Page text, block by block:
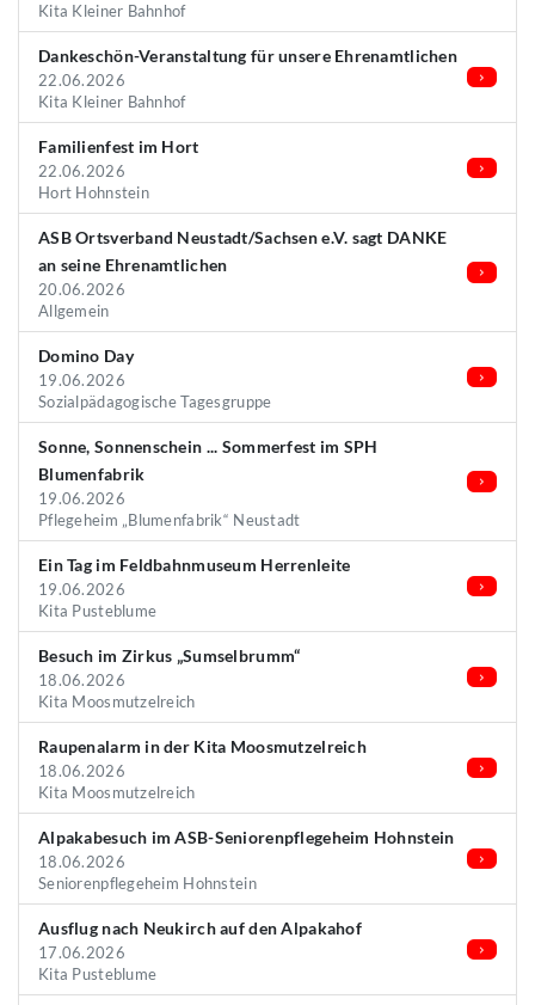
Kita Kleiner Bahnhof
Dankeschön-Veranstaltung für unsere Ehrenamtlichen
22.06.2026
Kita Kleiner Bahnhof
Familienfest im Hort
22.06.2026
Hort Hohnstein
ASB Ortsverband Neustadt/Sachsen e.V. sagt DANKE
an seine Ehrenamtlichen
20.06.2026
Allgemein
Domino Day
19.06.2026
Sozialpädagogische Tagesgruppe
Sonne, Sonnenschein ... Sommerfest im SPH
Blumenfabrik
19.06.2026
Pflegeheim „Blumenfabrik“ Neustadt
Ein Tag im Feldbahnmuseum Herrenleite
19.06.2026
Kita Pusteblume
Besuch im Zirkus „Sumselbrumm“
18.06.2026
Kita Moosmutzelreich
Raupenalarm in der Kita Moosmutzelreich
18.06.2026
Kita Moosmutzelreich
Alpakabesuch im ASB-Seniorenpflegeheim Hohnstein
18.06.2026
Seniorenpflegeheim Hohnstein
Ausflug nach Neukirch auf den Alpakahof
17.06.2026
Kita Pusteblume